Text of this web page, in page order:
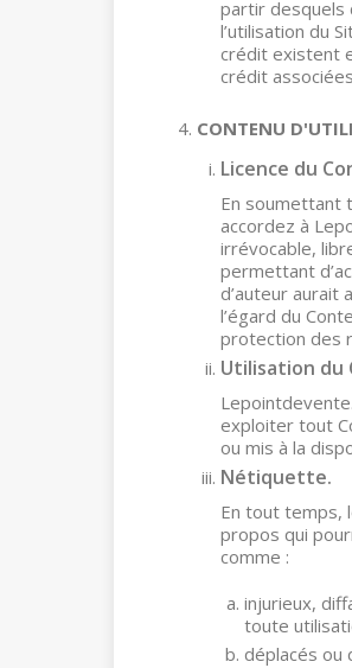
partir
l’utilisation du
crédit existent
crédit
CONTENU
Licence du
En soumettant
accordez à
irrévocable,
permettant
d’auteur aurait
l’égard du
protection des
Utilisation du
exploiter tout
ou mis à la
Nétiquette.
En tout temps,
propos qui
comme :
injurieux,
toute
déplacés ou